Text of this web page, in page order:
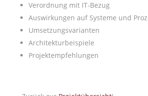
Verordnung mit IT-Bezug
Auswirkungen auf Systeme und
Umsetzungsvarianten
Architekturbeispiele
Projektempfehlungen